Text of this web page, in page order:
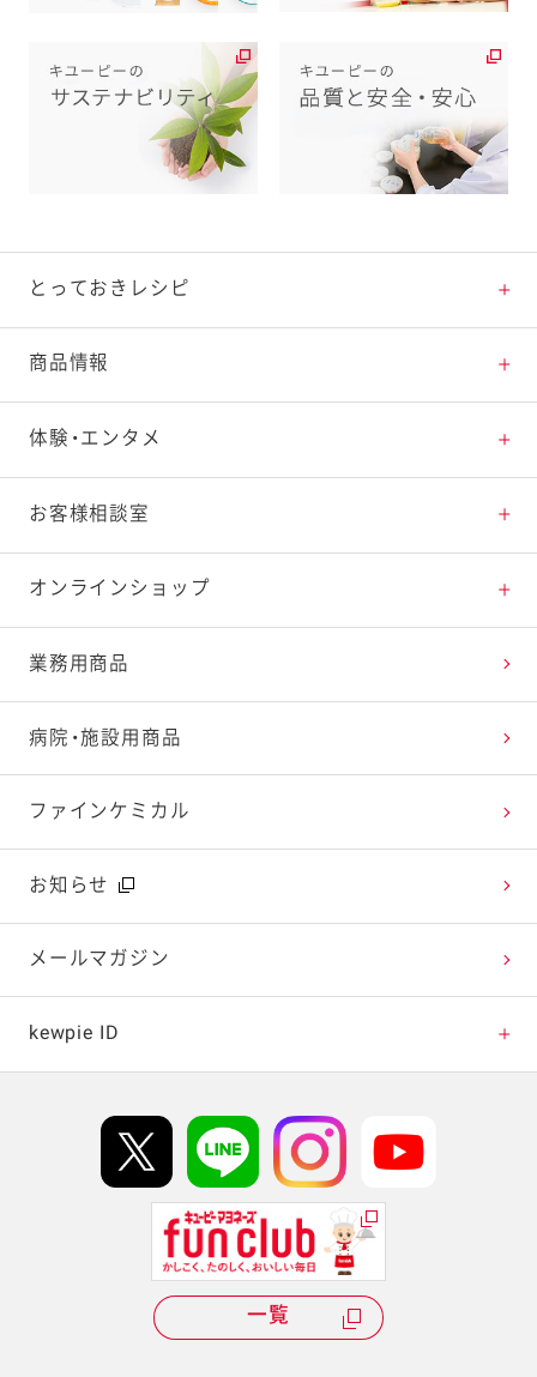
とっておきレシピ
とっておきレシピトップ
素材の知識
料理の基本
特集レシピ
レシピランキング
レシピ動画
今日のレシピギャラリー
商品情報
商品情報トップ
新商品・リニューアル品一覧
販売終了商品一覧
体験・エンタメ
体験・エンタメトップ
マヨテラス（見学施設）
オープンキッチン（工場見学）
深谷テラス ヤサイな仲間たちファーム
おたのしみコンテンツ
広告ギャラリー
テレビ・ラジオ
キャンペーン・イベント
お客様相談室
お客様相談室トップ
よくお寄せいただくご質問
お客様の声を活かしました
オンラインショップ
Qummy
キユーピーウエルネス
業務用商品
病院・施設用商品
ファインケミカル
お知らせ
メールマガジン
kewpie ID
Hi! kewpieについて
Qummyについて
一覧